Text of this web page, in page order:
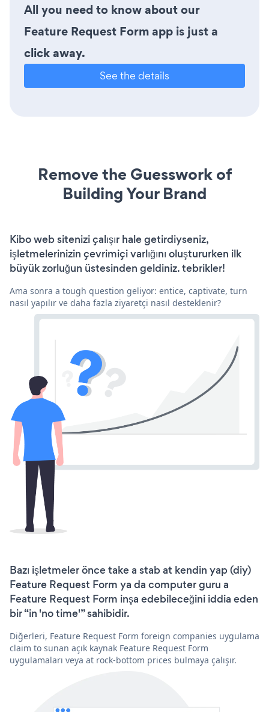
All you need to know about our
Feature Request Form app is just a
click away.
See the details
Remove the Guesswork of
Building Your Brand
Kibo web sitenizi çalışır hale getirdiyseniz,
işletmelerinizin çevrimiçi varlığını oluştururken ilk
büyük zorluğun üstesinden geldiniz. tebrikler!
Ama sonra a tough question geliyor: entice, captivate, turn
nasıl yapılır ve daha fazla ziyaretçi nasıl desteklenir?
Bazı işletmeler önce take a stab at kendin yap (diy)
Feature Request Form ya da computer guru a
Feature Request Form inşa edebileceğini iddia eden
bir “in 'no time'” sahibidir.
Diğerleri, Feature Request Form foreign companies uygulama
claim to sunan açık kaynak Feature Request Form
uygulamaları veya at rock-bottom prices bulmaya çalışır.